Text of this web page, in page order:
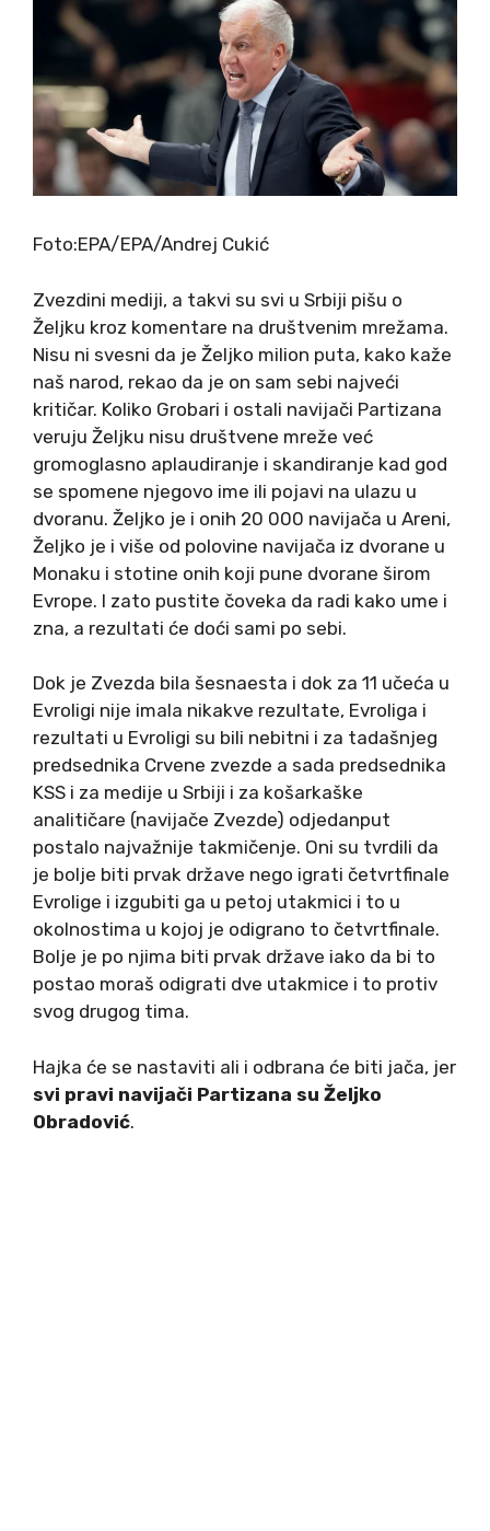
Foto:EPA/EPA/Andrej Cukić
Zvezdini mediji, a takvi su svi u Srbiji pišu o
Željku kroz komentare na društvenim mrežama.
Nisu ni svesni da je Željko milion puta, kako kaže
naš narod, rekao da je on sam sebi najveći
kritičar. Koliko Grobari i ostali navijači Partizana
veruju Željku nisu društvene mreže već
gromoglasno aplaudiranje i skandiranje kad god
se spomene njegovo ime ili pojavi na ulazu u
dvoranu. Željko je i onih 20 000 navijača u Areni,
Željko je i više od polovine navijača iz dvorane u
Monaku i stotine onih koji pune dvorane širom
Evrope. I zato pustite čoveka da radi kako ume i
zna, a rezultati će doći sami po sebi.
Dok je Zvezda bila šesnaesta i dok za 11 učeća u
Evroligi nije imala nikakve rezultate, Evroliga i
rezultati u Evroligi su bili nebitni i za tadašnjeg
predsednika Crvene zvezde a sada predsednika
KSS i za medije u Srbiji i za košarkaške
analitičare (navijače Zvezde) odjedanput
postalo najvažnije takmičenje. Oni su tvrdili da
je bolje biti prvak države nego igrati četvrtfinale
Evrolige i izgubiti ga u petoj utakmici i to u
okolnostima u kojoj je odigrano to četvrtfinale.
Bolje je po njima biti prvak države iako da bi to
postao moraš odigrati dve utakmice i to protiv
svog drugog tima.
Hajka će se nastaviti ali i odbrana će biti jača, jer
svi pravi navijači Partizana su Željko
Obradović.